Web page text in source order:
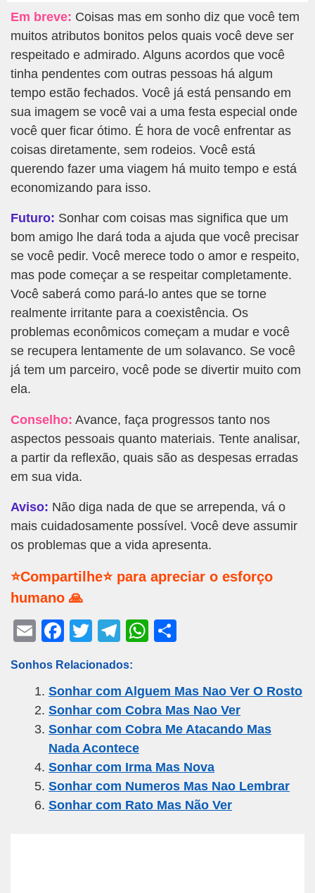
Em breve: Coisas mas em sonho diz que você tem
muitos atributos bonitos pelos quais você deve ser
respeitado e admirado. Alguns acordos que você
tinha pendentes com outras pessoas há algum
tempo estão fechados. Você já está pensando em
sua imagem se você vai a uma festa especial onde
você quer ficar ótimo. É hora de você enfrentar as
coisas diretamente, sem rodeios. Você está
querendo fazer uma viagem há muito tempo e está
economizando para isso.
Futuro: Sonhar com coisas mas significa que um
bom amigo lhe dará toda a ajuda que você precisar
se você pedir. Você merece todo o amor e respeito,
mas pode começar a se respeitar completamente.
Você saberá como pará-lo antes que se torne
realmente irritante para a coexistência. Os
problemas econômicos começam a mudar e você
se recupera lentamente de um solavanco. Se você
já tem um parceiro, você pode se divertir muito com
ela.
Conselho: Avance, faça progressos tanto nos
aspectos pessoais quanto materiais. Tente analisar,
a partir da reflexão, quais são as despesas erradas
em sua vida.
Aviso: Não diga nada de que se arrependa, vá o
mais cuidadosamente possível. Você deve assumir
os problemas que a vida apresenta.
⭐Compartilhe⭐ para apreciar o esforço
humano 🙏
E
ail
F
c
e
b
o
o
k
T
tt
er
T
e
gr
a
m
W
s
A
p
p
e
Sonhos Relacionados:
Sonhar com Alguem Mas Nao Ver O Rosto
Sonhar com Cobra Mas Nao Ver
Sonhar com Cobra Me Atacando Mas
Nada Acontece
Sonhar com Irma Mas Nova
Sonhar com Numeros Mas Nao Lembrar
Sonhar com Rato Mas Não Ver